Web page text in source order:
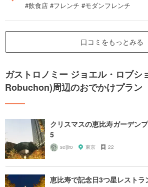
#飲食店 #フレンチ #モダンフレンチ
口コミをもっとみる
ガストロノミー ジョエル・ロブシ
Robuchon)周辺のおでかけプラン
クリスマスの恵比寿ガーデン
5
seijiro 東京 22
恵比寿で記念日3つ星レストラ